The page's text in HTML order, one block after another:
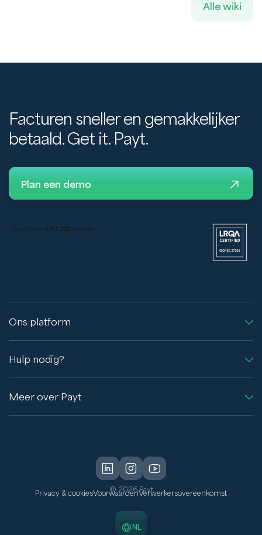
Alle wiki
Facturen sneller en gemakkelijker
betaald. Get it. Payt.
Plan een demo
Ons platform
Hulp nodig?
Meer over Payt
© 2026 Payt
Privacy & cookiesVoorwaardenVerwerkersovereenkomst
NL